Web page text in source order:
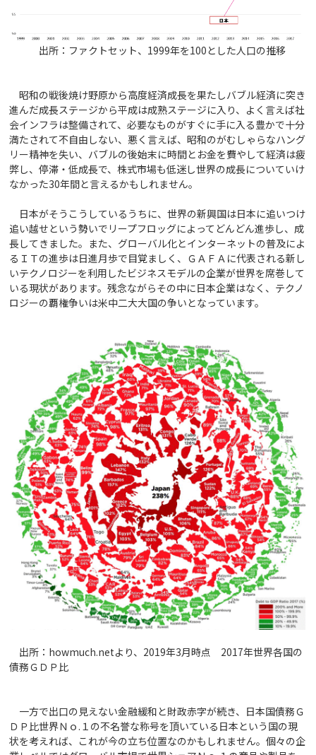
出所：ファクトセット、1999年を100とした人口の推移
昭和の戦後焼け野原から高度経済成長を果たしバブル経済に突き
進んだ成長ステージから平成は成熟ステージに入り、よく言えば社
会インフラは整備されて、必要なものがすぐに手に入る豊かで十分
満たされて不自由しない、悪く言えば、昭和のがむしゃらなハング
リー精神を失い、バブルの後始末に時間とお金を費やして経済は疲
弊し、停滞・低成長で、株式市場も低迷し世界の成長についていけ
なかった30年間と言えるかもしれません。
日本がそうこうしているうちに、世界の新興国は日本に追いつけ
追い越せという勢いでリープフロッグによってどんどん進歩し、成
長してきました。また、グローバル化とインターネットの普及によ
るＩＴの進歩は日進月歩で目覚ましく、ＧＡＦＡに代表される新し
いテクノロジーを利用したビジネスモデルの企業が世界を席巻して
いる現状があります。残念ながらその中に日本企業はなく、テクノ
ロジーの覇権争いは米中二大大国の争いとなっています。
出所：howmuch.netより、2019年3月時点 2017年世界各国の
債務ＧＤＰ比
一方で出口の見えない金融緩和と財政赤字が続き、日本国債務Ｇ
ＤＰ比世界Ｎｏ.１の不名誉な称号を頂いている日本という国の現
状を考えれば、これが今の立ち位置なのかもしれません。個々の企